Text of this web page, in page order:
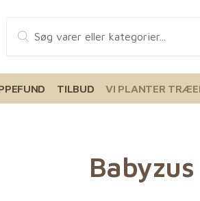
search
TILBUD VI PLANTER
Babyzus